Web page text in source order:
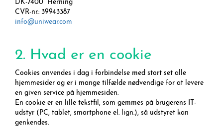
DK-7400 Herning
CVR-nr.: 39943387
info@uniwear.com
2. Hvad er en cookie
Cookies anvendes i dag i forbindelse med stort set alle
hjemmesider og er i mange tilfælde nødvendige for at levere
en given service på hjemmesiden.
En cookie er en lille tekstfil, som gemmes på brugerens IT-
udstyr (PC, tablet, smartphone el. lign.), så udstyret kan
genkendes.